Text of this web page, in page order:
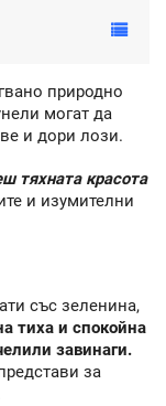
природно
могат да
и дори лози.
тяхната красота
и изумителни
със зеленина,
тиха и спокойна
завинаги.
за